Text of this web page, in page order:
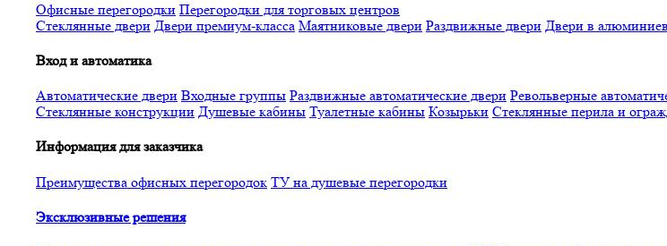
Офисные перегородки Перегородки для торговых центров
Стеклянные двери Двери премиум-класса Маятниковые двери Раздвижные двери Двери в
Вход и автоматика
Автоматические двери Входные группы Раздвижные автоматические двери Револьверные
Стеклянные конструкции Душевые кабины Туалетные кабины Козырьки Стеклянные перила и
Информация для заказчика
Преимущества офисных перегородок ТУ на душевые перегородки
Эксклюзивные решения